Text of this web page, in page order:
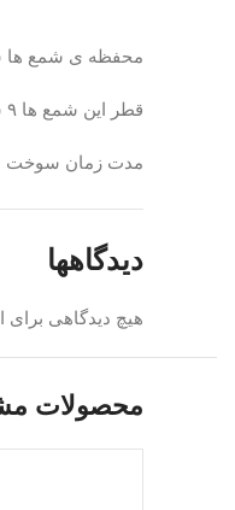
محفظه ی شمع ها
قطر این شمع ها ۹ سانتیمتر و ارتفاع ان ها ۶ سانتیمتر میباشد
مدت زمان سوخت
در کنار رایحه ی
و رایحه ی ارامش
از ویژگی های خاص
برای اینکه شما
دیدگاهها
هیچ دیدگاهی
محصولات